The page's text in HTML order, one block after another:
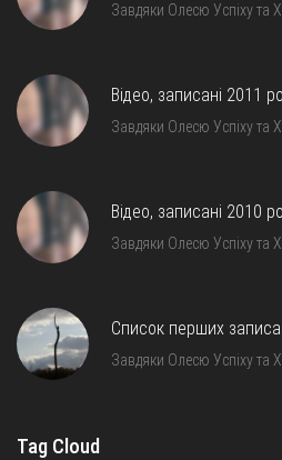
Завдяки Олесю Успіху та
Відео, записані 2011
Завдяки Олесю Успіху та
Відео, записані 2010
Завдяки Олесю Успіху та
Список перших
Завдяки Олесю Успіху та
Tag Cloud